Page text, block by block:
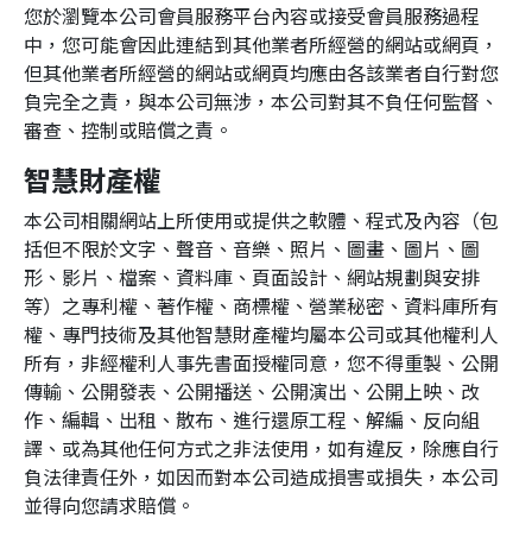
您於瀏覽本公司會員服務平台內容或接受會員服務過程
中，您可能會因此連結到其他業者所經營的網站或網頁，
但其他業者所經營的網站或網頁均應由各該業者自行對您
負完全之責，與本公司無涉，本公司對其不負任何監督、
審查、控制或賠償之責。
智慧財產權
本公司相關網站上所使用或提供之軟體、程式及內容（包
括但不限於文字、聲音、音樂、照片、圖畫、圖片、圖
形、影片、檔案、資料庫、頁面設計、網站規劃與安排
等）之專利權、著作權、商標權、營業秘密、資料庫所有
權、專門技術及其他智慧財產權均屬本公司或其他權利人
所有，非經權利人事先書面授權同意，您不得重製、公開
傳輸、公開發表、公開播送、公開演出、公開上映、改
作、編輯、出租、散布、進行還原工程、解編、反向組
譯、或為其他任何方式之非法使用，如有違反，除應自行
負法律責任外，如因而對本公司造成損害或損失，本公司
並得向您請求賠償。